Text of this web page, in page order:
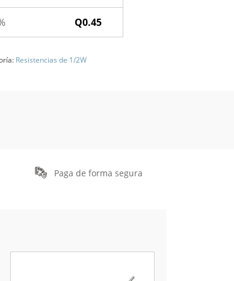
Q0.45
Resistencias de 1/2W
Paga de forma segura